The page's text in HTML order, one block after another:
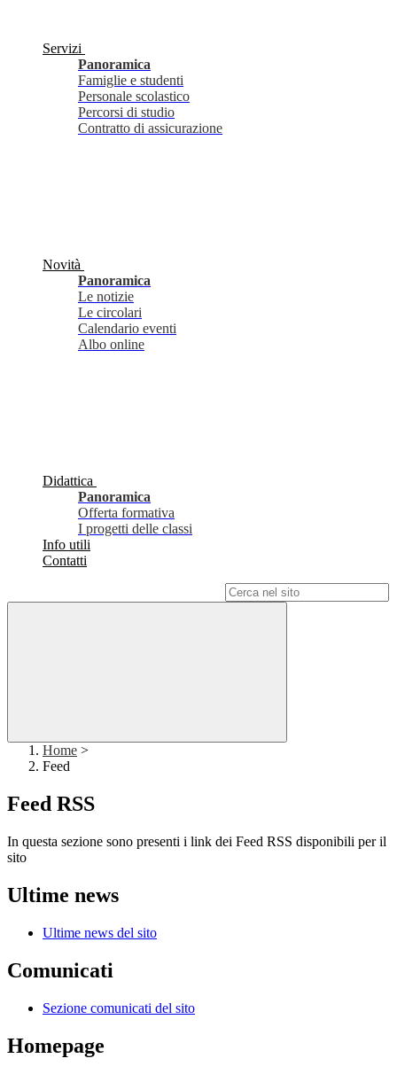
Servizi
Panoramica
Famiglie e studenti
Personale scolastico
Percorsi di studio
Contratto di assicurazione
Novità
Panoramica
Le notizie
Le circolari
Calendario eventi
Albo online
Didattica
Panoramica
Offerta formativa
I progetti delle classi
Info utili
Contatti
Home >
Feed
Feed RSS
In questa sezione sono presenti i link dei Feed RSS disponibili per il
sito
Ultime news
Ultime news del sito
Comunicati
Sezione comunicati del sito
Homepage